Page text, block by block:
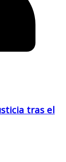
tras el